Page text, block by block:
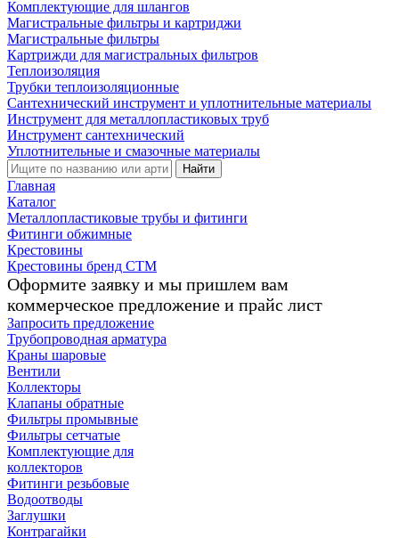
Комплектующие для шлангов
Магистральные фильтры и картриджи
Магистральные фильтры
Картрижди для магистральных фильтров
Теплоизоляция
Трубки теплоизоляционные
Сантехнический инструмент и уплотнительные материалы
Инструмент для металлопластиковых труб
Инструмент сантехнический
Уплотнительные и смазочные материалы
Найти
Главная
Каталог
Металлопластиковые трубы и фитинги
Фитинги обжимные
Крестовины
Крестовины бренд СТМ
Оформите заявку и мы пришлем вам
коммерческое предложение и прайс лист
Запросить предложение
Трубопроводная арматура
Краны шаровые
Вентили
Коллекторы
Клапаны обратные
Фильтры промывные
Фильтры сетчатые
Комплектующие для
коллекторов
Фитинги резьбовые
Водоотводы
Заглушки
Контрагайки